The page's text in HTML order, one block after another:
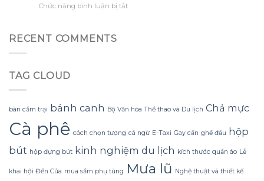
sớm
lồ
hình
dụng
không
tiền?
Chức năng bình luận bị tắtở
Quyết
Sữa
Tắm
Gội
Gừng
RECENT COMMENTS
TAG CLOUD
bàn cắm trại bánh canh Bộ Văn hóa Thể thao và Du lịch Chả mực
Cà phê cách chọn tượng cá ngừ E-Taxi Gay cấn ghế đẩu
hộp
bút hộp đựng bút kinh nghiệm du lịch kích thước quần áo Lễ
khai hội Đền Cửa mua sắm phụ tùng Mưa lũ Nghệ thuật và thiết kế